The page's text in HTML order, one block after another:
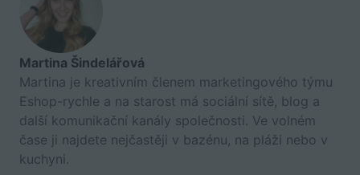
Martina Šindelářová
Martina je kreativním členem marketingového týmu
Eshop-rychle a na starost má sociální sítě, blog a
další komunikační kanály společnosti. Ve volném
čase ji najdete nejčastěji v bazénu, na pláži nebo v
kuchyni.